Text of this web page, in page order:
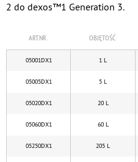
2 do dexos™1 Generation 3.
ART.NR. OBJĘTOŚĆ
05001DX1 1 L
05005DX1 5 L
05020DX1 20 L
05060DX1 60 L
05250DX1 205 L